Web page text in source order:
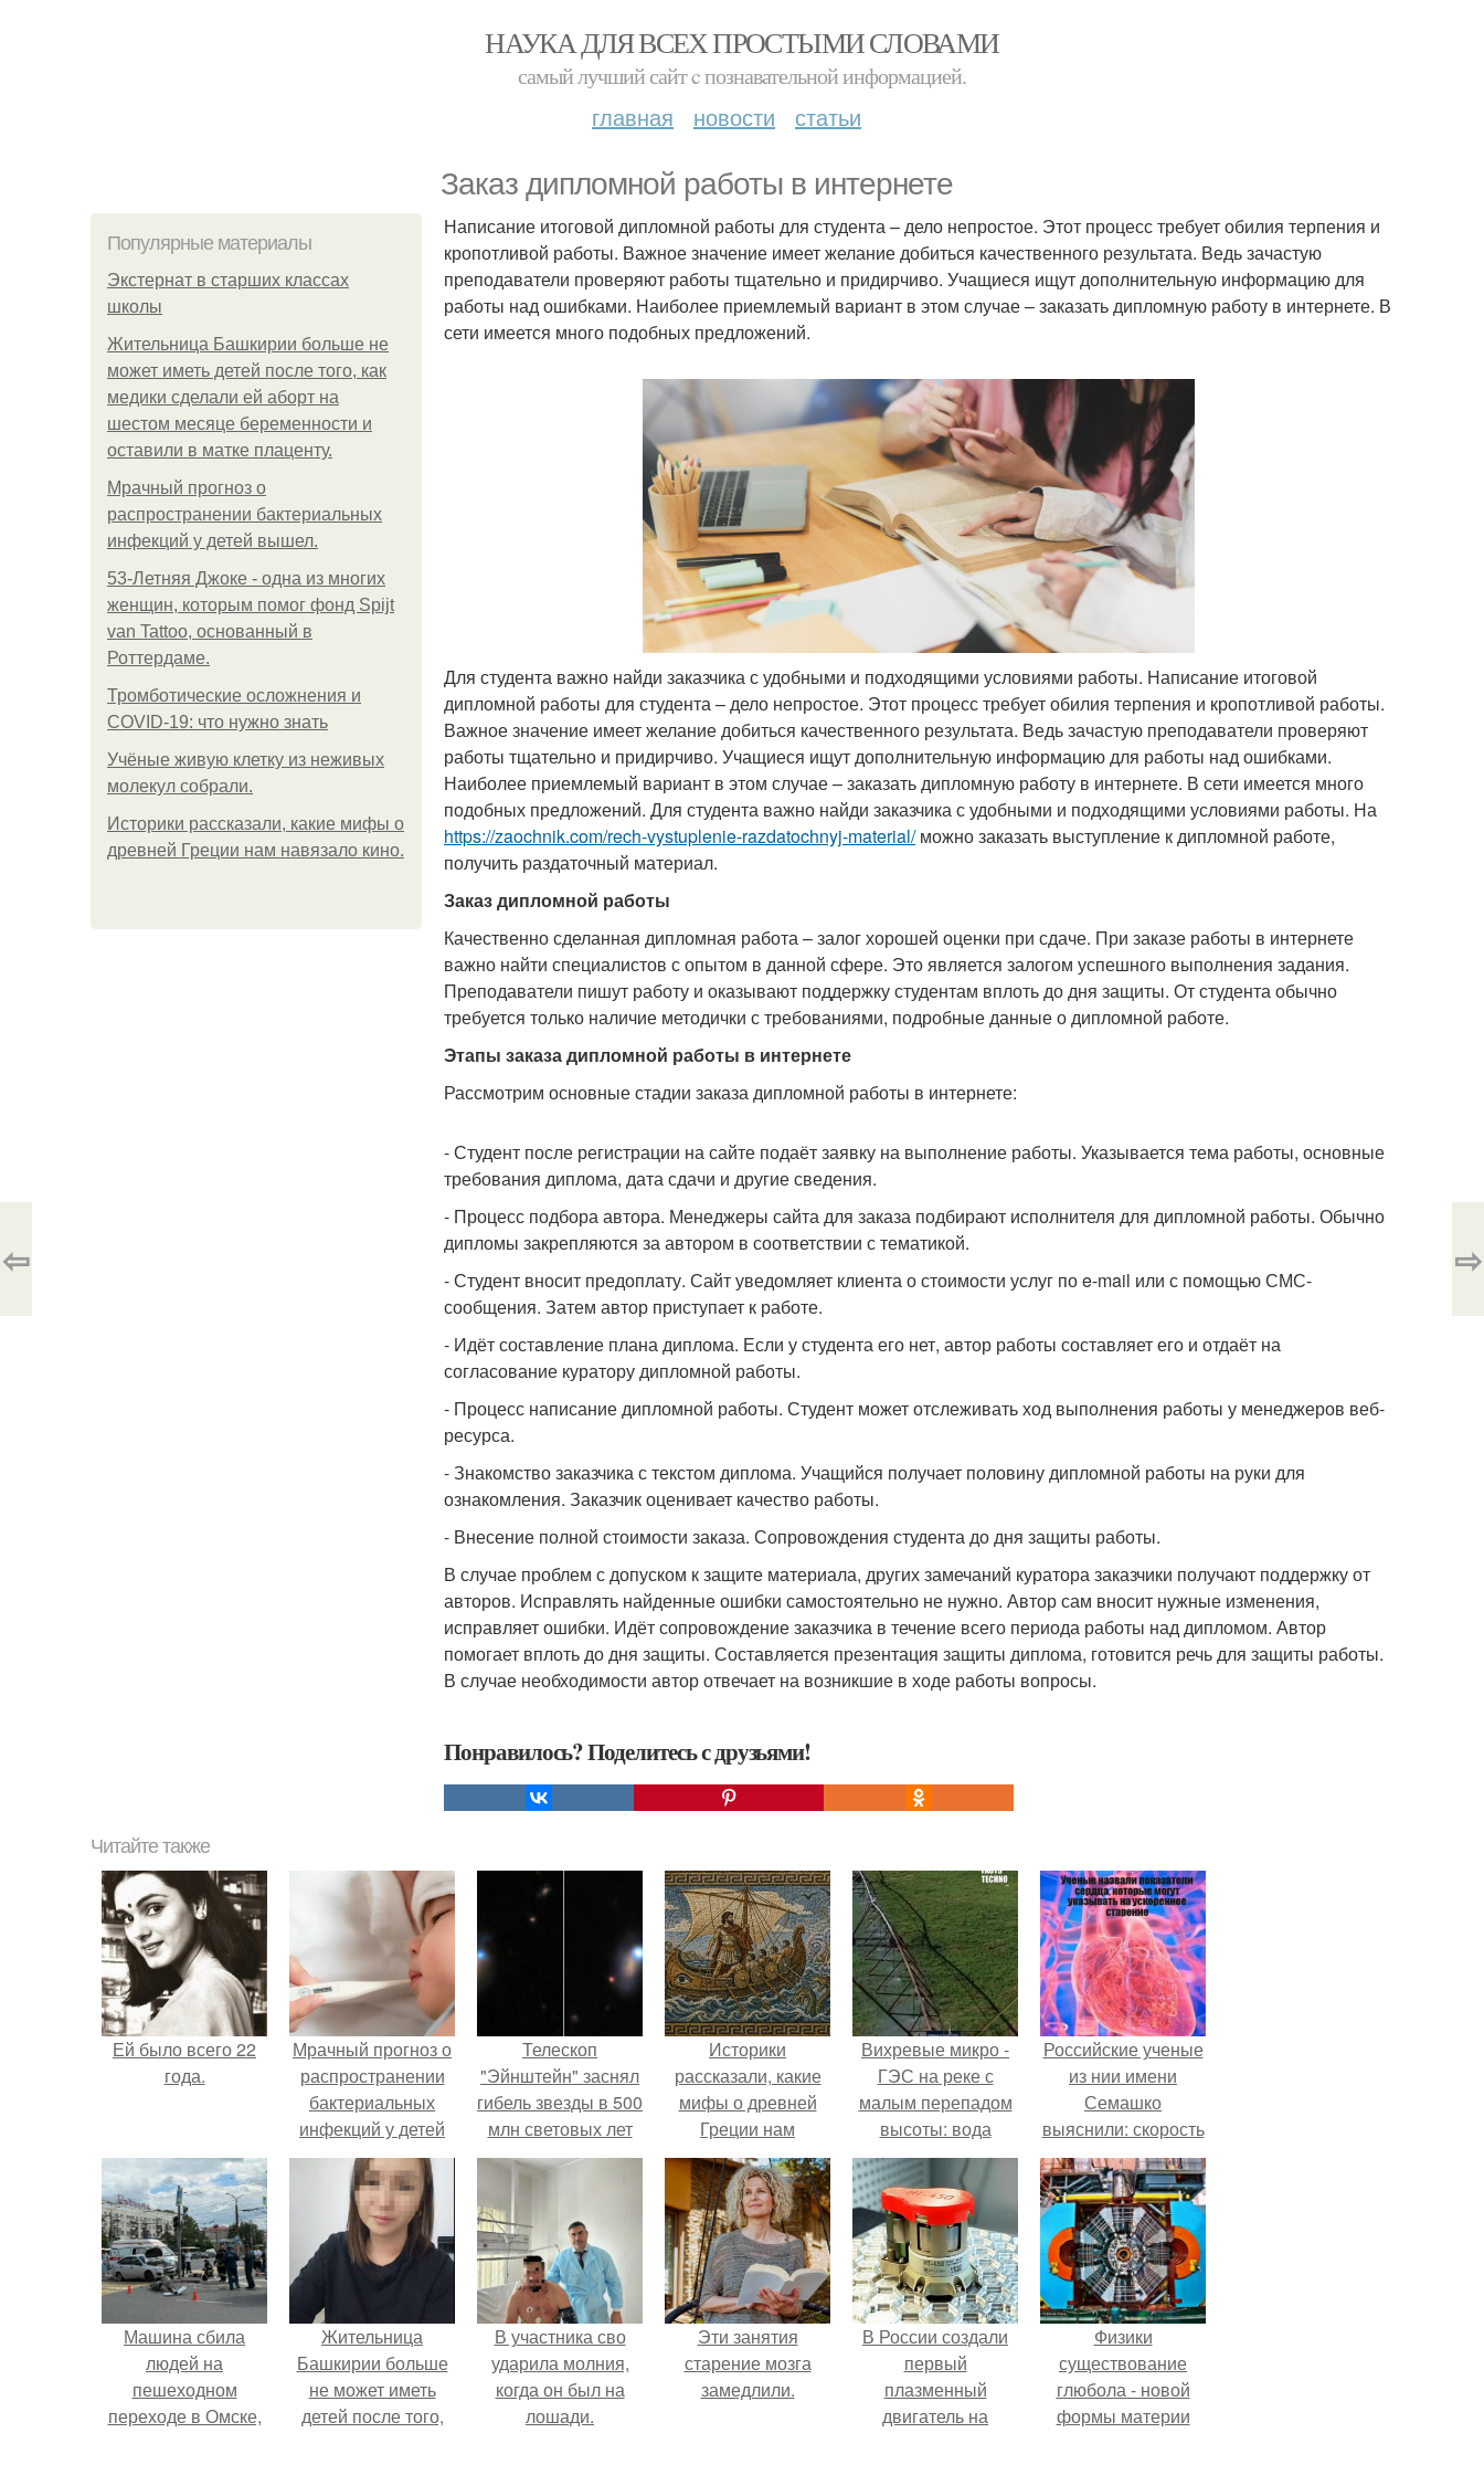
НАУКА ДЛЯ ВСЕХ ПРОСТЫМИ СЛОВАМИ
самый лучший сайт c познавательной информацией.
главная новости статьи
Заказ дипломной работы в интернете
Популярные материалы
Экстернат в старших классах
школы
Жительница Башкирии больше не
может иметь детей после того, как
медики сделали ей аборт на
шестом месяце беременности и
оставили в матке плаценту.
Мрачный прогноз о
распространении бактериальных
инфекций у детей вышел.
53-Летняя Джоке - одна из многих
женщин, которым помог фонд Spijt
van Tattoo, основанный в
Роттердаме.
Тромботические осложнения и
COVID-19: что нужно знать
Учёные живую клетку из неживых
молекул собрали.
Историки рассказали, какие мифы о
древней Греции нам навязало кино.
Написание итоговой дипломной работы для студента – дело непростое. Этот процесс требует обилия терпения и
кропотливой работы. Важное значение имеет желание добиться качественного результата. Ведь зачастую
преподаватели проверяют работы тщательно и придирчиво. Учащиеся ищут дополнительную информацию для
работы над ошибками. Наиболее приемлемый вариант в этом случае – заказать дипломную работу в интернете. В
сети имеется много подобных предложений.
Для студента важно найди заказчика с удобными и подходящими условиями работы. Написание итоговой
дипломной работы для студента – дело непростое. Этот процесс требует обилия терпения и кропотливой работы.
Важное значение имеет желание добиться качественного результата. Ведь зачастую преподаватели проверяют
работы тщательно и придирчиво. Учащиеся ищут дополнительную информацию для работы над ошибками.
Наиболее приемлемый вариант в этом случае – заказать дипломную работу в интернете. В сети имеется много
подобных предложений. Для студента важно найди заказчика с удобными и подходящими условиями работы. На
https://zaochnik.com/rech-vystuplenie-razdatochnyj-material/можно заказать выступление к дипломной работе,
получить раздаточный материал.
Заказ дипломной работы
Качественно сделанная дипломная работа – залог хорошей оценки при сдаче. При заказе работы в интернете
важно найти специалистов с опытом в данной сфере. Это является залогом успешного выполнения задания.
Преподаватели пишут работу и оказывают поддержку студентам вплоть до дня защиты. От студента обычно
требуется только наличие методички с требованиями, подробные данные о дипломной работе.
Этапы заказа дипломной работы в интернете
Рассмотрим основные стадии заказа дипломной работы в интернете:
- Студент после регистрации на сайте подаёт заявку на выполнение работы. Указывается тема работы, основные
требования диплома, дата сдачи и другие сведения.
- Процесс подбора автора. Менеджеры сайта для заказа подбирают исполнителя для дипломной работы. Обычно
дипломы закрепляются за автором в соответствии с тематикой.
- Студент вносит предоплату. Сайт уведомляет клиента о стоимости услуг по e-mail или с помощью СМС-
сообщения. Затем автор приступает к работе.
- Идёт составление плана диплома. Если у студента его нет, автор работы составляет его и отдаёт на
согласование куратору дипломной работы.
- Процесс написание дипломной работы. Студент может отслеживать ход выполнения работы у менеджеров веб-
ресурса.
- Знакомство заказчика с текстом диплома. Учащийся получает половину дипломной работы на руки для
ознакомления. Заказчик оценивает качество работы.
- Внесение полной стоимости заказа. Сопровождения студента до дня защиты работы.
В случае проблем с допуском к защите материала, других замечаний куратора заказчики получают поддержку от
авторов. Исправлять найденные ошибки самостоятельно не нужно. Автор сам вносит нужные изменения,
исправляет ошибки. Идёт сопровождение заказчика в течение всего периода работы над дипломом. Автор
помогает вплоть до дня защиты. Составляется презентация защиты диплома, готовится речь для защиты работы.
В случае необходимости автор отвечает на возникшие в ходе работы вопросы.
Понравилось? Поделитесь с друзьями!
⇦ ⇨
Читайте также
Ей было всего 22
года.
Мрачный прогноз о
распространении
бактериальных
инфекций у детей
вышел.
Телескоп
"Эйнштейн" заснял
гибель звезды в 500
млн световых лет
от земли.
Историки
рассказали, какие
мифы о древней
Греции нам
навязало кино.
Вихревые микро -
ГЭС на реке с
малым перепадом
высоты: вода
закручивается в
бетонной камере и
вращает
вертикальную
турбину.
Российские ученые
из нии имени
Семашко
выяснили: скорость
старения напрямую
зависит от
состояния сосудов
и работы сердца.
Машина сбила
людей на
пешеходном
переходе в Омске,
Жительница
Башкирии больше
не может иметь
детей после того,
В участника сво
ударила молния,
когда он был на
лошади.
Эти занятия
старение мозга
замедлили.
В России создали
первый
плазменный
двигатель на
Физики
существование
глюбола - новой
формы материи